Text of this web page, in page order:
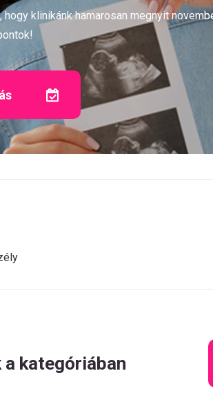
hogy klinikánk hamarosan megnyit
kategóriában